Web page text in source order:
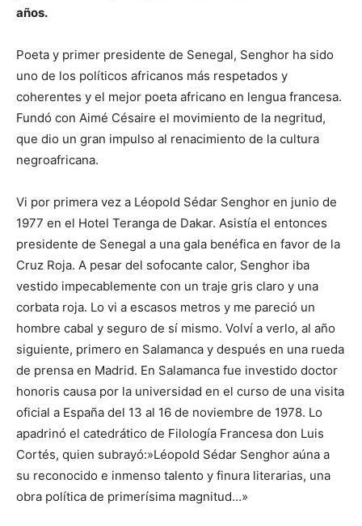
años.
Poeta y primer presidente de Senegal, Senghor ha sido
uno de los políticos africanos más respetados y
coherentes y el mejor poeta africano en lengua francesa.
Fundó con Aimé Césaire el movimiento de la negritud,
que dio un gran impulso al renacimiento de la cultura
negroafricana.
Vi por primera vez a Léopold Sédar Senghor en junio de
1977 en el Hotel Teranga de Dakar. Asistía el entonces
presidente de Senegal a una gala benéfica en favor de la
Cruz Roja. A pesar del sofocante calor, Senghor iba
vestido impecablemente con un traje gris claro y una
corbata roja. Lo vi a escasos metros y me pareció un
hombre cabal y seguro de sí mismo. Volví a verlo, al año
siguiente, primero en Salamanca y después en una rueda
de prensa en Madrid. En Salamanca fue investido doctor
honoris causa por la universidad en el curso de una visita
oficial a España del 13 al 16 de noviembre de 1978. Lo
apadrinó el catedrático de Filología Francesa don Luis
Cortés, quien subrayó:»Léopold Sédar Senghor aúna a
su reconocido e inmenso talento y finura literarias, una
obra política de primerísima magnitud…»